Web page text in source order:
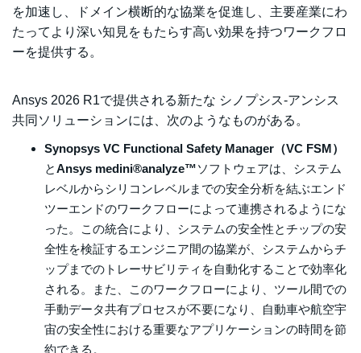
を加速し、ドメイン横断的な協業を促進し、主要産業にわ
たってより深い知見をもたらす高い効果を持つワークフロ
ーを提供する。
Ansys 2026 R1で提供される新たな シノプシス‑アンシス
共同ソリューションには、次のようなものがある。
Synopsys VC Functional Safety Manager（VC FSM）
とAnsys medini®analyze™ソフトウェアは、システム
レベルからシリコンレベルまでの安全分析を結ぶエンド
ツーエンドのワークフローによって連携されるようにな
った。この統合により、システムの安全性とチップの安
全性を検証するエンジニア間の協業が、システムからチ
ップまでのトレーサビリティを自動化することで効率化
される。また、このワークフローにより、ツール間での
手動データ共有プロセスが不要になり、自動車や航空宇
宙の安全性における重要なアプリケーションの時間を節
約できる。